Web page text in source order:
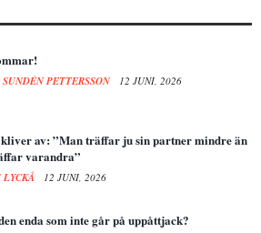
PETTERSSON 12 JUNI, 2026
kliver av: ”Man träffar ju sin partner mindre än
varandra”
LYCKÅ 12 JUNI, 2026
enda som inte går på uppåttjack?